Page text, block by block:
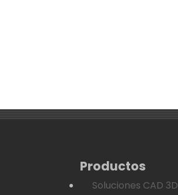
Productos
Soluciones CAD 3D